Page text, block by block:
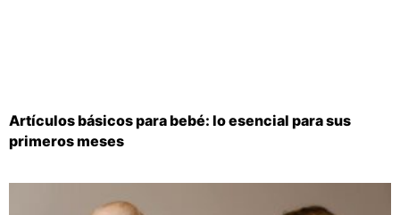
Artículos básicos para bebé: lo esencial para sus
primeros meses